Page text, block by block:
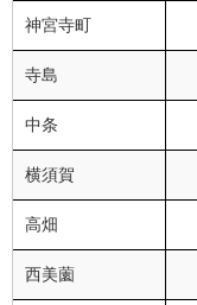
神宮寺町
寺島
中条
横須賀
高畑
西美薗